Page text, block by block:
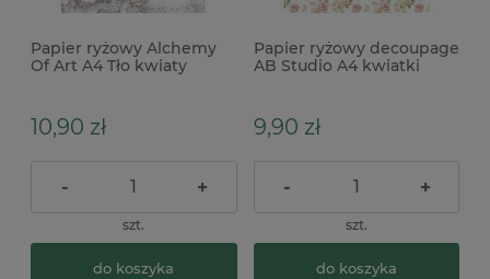
Papier ryżowy Alchemy
Of Art A4 Tło kwiaty
10,90 zł
- +
szt.
do koszyka
Papier ryżowy decoupage
AB Studio A4 kwiatki
9,90 zł
- +
szt.
do koszyka